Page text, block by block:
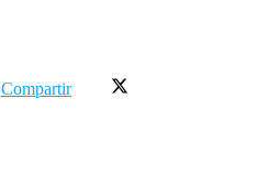
Compartir